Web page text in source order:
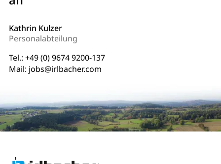
Kathrin Kulzer
Personalabteilung
Tel.: +49 (0) 9674 9200-137
Mail: jobs@irlbacher.com